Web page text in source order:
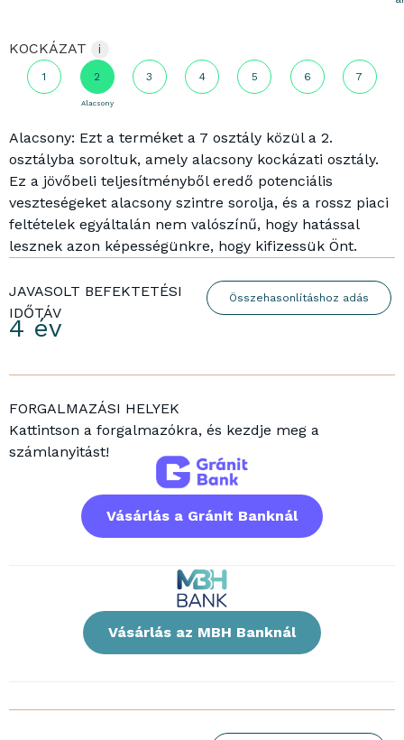
KOCKÁZAT i
1 2
Alacsony
3 4 5 6 7
Alacsony: Ezt a terméket a 7 osztály közül a 2.
osztályba soroltuk, amely alacsony kockázati osztály.
Ez a jövőbeli teljesítményből eredő potenciális
veszteségeket alacsony szintre sorolja, és a rossz piaci
feltételek egyáltalán nem valószínű, hogy hatással
lesznek azon képességünkre, hogy kifizessük Önt.
JAVASOLT BEFEKTETÉSI
IDŐTÁV
4 év
Összehasonlításhoz adás
FORGALMAZÁSI HELYEK
Kattintson a forgalmazókra, és kezdje meg a
számlanyitást!
Vásárlás a Gránit Banknál
Vásárlás az MBH Banknál